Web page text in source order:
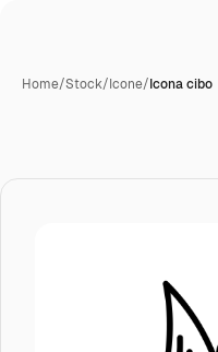
Home/Stock/Icone/Icona cibo